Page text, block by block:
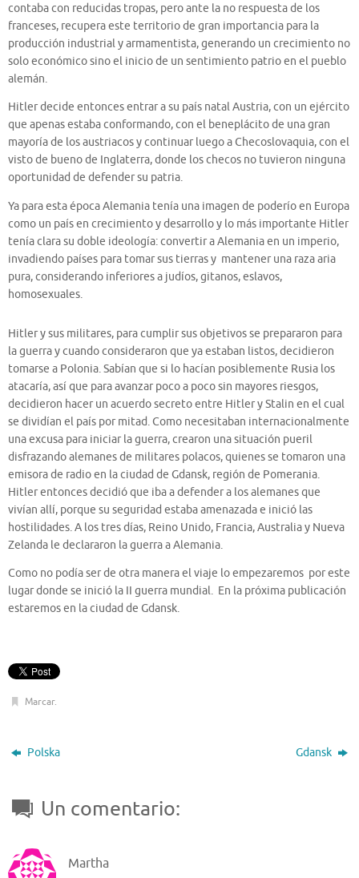
contaba con reducidas tropas, pero ante la no respuesta de los
franceses, recupera este territorio de gran importancia para la
producción industrial y armamentista, generando un crecimiento no
solo económico sino el inicio de un sentimiento patrio en el pueblo
alemán.
Hitler decide entonces entrar a su país natal Austria, con un ejército
que apenas estaba conformando, con el beneplácito de una gran
mayoría de los austriacos y continuar luego a Checoslovaquia, con el
visto de bueno de Inglaterra, donde los checos no tuvieron ninguna
oportunidad de defender su patria.
Ya para esta época Alemania tenía una imagen de poderío en Europa
como un país en crecimiento y desarrollo y lo más importante Hitler
tenía clara su doble ideología: convertir a Alemania en un imperio,
invadiendo países para tomar sus tierras y mantener una raza aria
pura, considerando inferiores a judíos, gitanos, eslavos,
homosexuales.
Hitler y sus militares, para cumplir sus objetivos se prepararon para
la guerra y cuando consideraron que ya estaban listos, decidieron
tomarse a Polonia. Sabían que si lo hacían posiblemente Rusia los
atacaría, así que para avanzar poco a poco sin mayores riesgos,
decidieron hacer un acuerdo secreto entre Hitler y Stalin en el cual
se dividían el país por mitad. Como necesitaban internacionalmente
una excusa para iniciar la guerra, crearon una situación pueril
disfrazando alemanes de militares polacos, quienes se tomaron una
emisora de radio en la ciudad de Gdansk, región de Pomerania.
Hitler entonces decidió que iba a defender a los alemanes que
vivían allí, porque su seguridad estaba amenazada e inició las
hostilidades. A los tres días, Reino Unido, Francia, Australia y Nueva
Zelanda le declararon la guerra a Alemania.
Como no podía ser de otra manera el viaje lo empezaremos por este
lugar donde se inició la II guerra mundial. En la próxima publicación
estaremos en la ciudad de Gdansk.
Marcar.
Polska Gdansk
Un comentario:
Martha